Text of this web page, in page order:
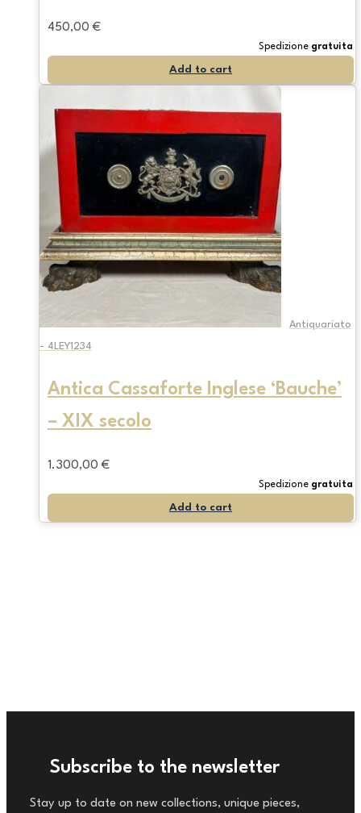
450,00 €
Spedizione gratuita
Add to cart
Antiquariato
- 4LEY1234
Antica Cassaforte Inglese ‘Bauche’
– XIX secolo
1.300,00 €
Spedizione gratuita
Add to cart
Subscribe to the newsletter
Stay up to date on new collections, unique pieces,